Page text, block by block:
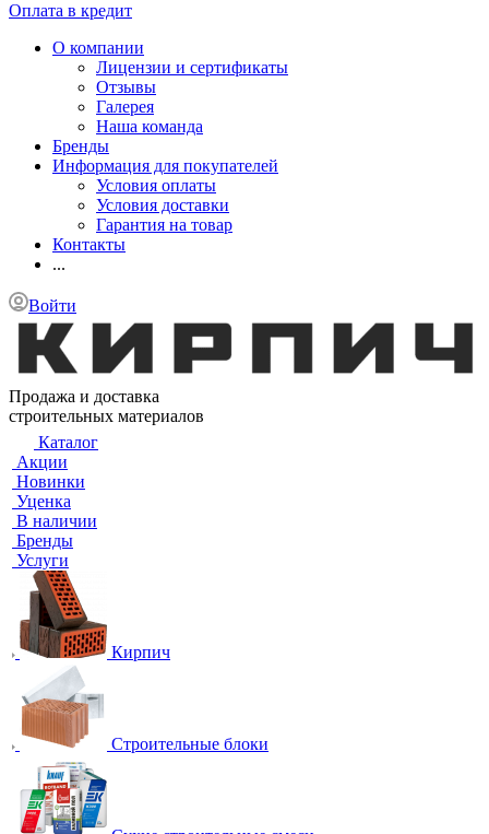
Оплата в кредит
О компании
Лицензии и сертификаты
Отзывы
Галерея
Наша команда
Бренды
Информация для покупателей
Условия оплаты
Условия доставки
Гарантия на товар
Контакты
...
Войти
Продажа и доставка
строительных материалов
Каталог
Акции
Новинки
Уценка
В наличии
Бренды
Услуги
Кирпич
Строительные блоки